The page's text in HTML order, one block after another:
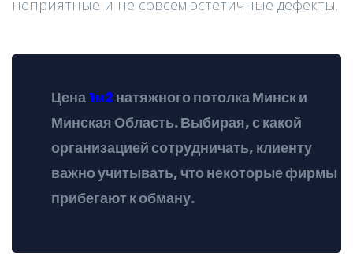
неприятные и не совсем эстетичные дефекты.
Цена1м2 натяжного потолка Минск и
Минская Область. Выбирая, с какой
организацией сотрудничать, клиенту
важно учитывать, что некоторые фирмы
прибегают к обману.